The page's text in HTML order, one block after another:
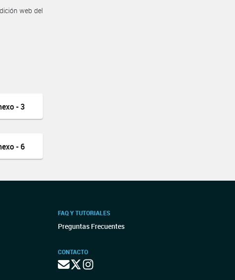
web del
- 3
- 6
FAQ Y TUTORIALES
Preguntas Frecuentes
CONTACTO